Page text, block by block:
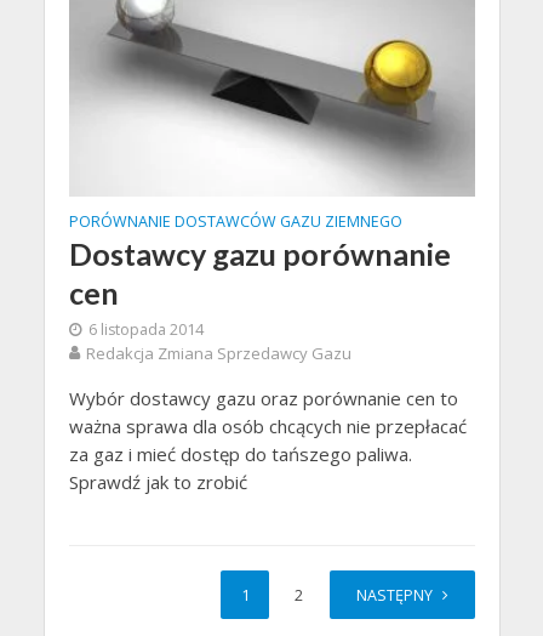
PORÓWNANIE DOSTAWCÓW GAZU ZIEMNEGO
Dostawcy gazu porównanie
cen
6 listopada 2014
Redakcja Zmiana Sprzedawcy Gazu
Wybór dostawcy gazu oraz porównanie cen to
ważna sprawa dla osób chcących nie przepłacać
za gaz i mieć dostęp do tańszego paliwa.
Sprawdź jak to zrobić
1 2 NASTĘPNY